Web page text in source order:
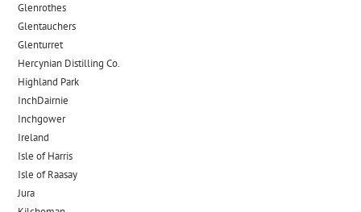
Glenrothes
Glentauchers
Glenturret
Hercynian Distilling Co.
Highland Park
InchDairnie
Inchgower
Ireland
Isle of Harris
Isle of Raasay
Jura